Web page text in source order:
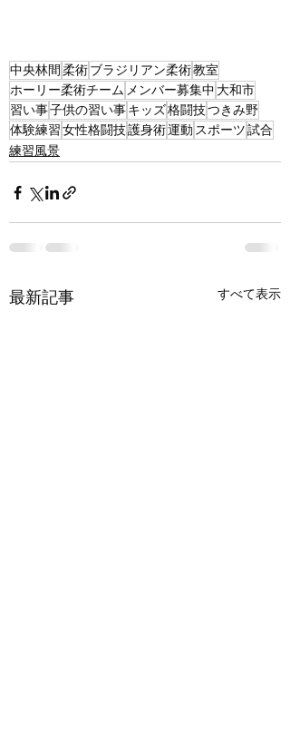
中央林間 柔術ブラジリアン柔術教室
ホーリー柔術チーム メンバー募集中 大和市
習い事子供の習い事キッズ格闘技つきみ野
体験練習女性格闘技護身術運動 スポーツ試合
練習風景
最新記事 すべて表示